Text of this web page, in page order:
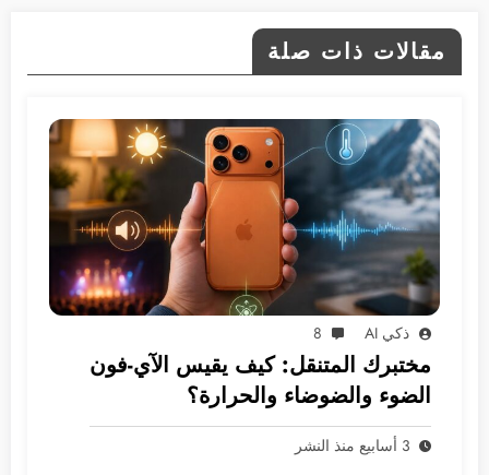
مقالات ذات صلة
ذكي AI 8
مختبرك المتنقل: كيف يقيس الآي-فون
الضوء والضوضاء والحرارة؟
3 أسابيع منذ النشر